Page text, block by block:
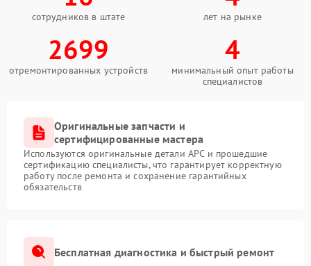
сотрудников в штате лет на рынке
2699
отремонтированных устройств
4
минимальный опыт работы
специалистов
Оригинальные запчасти и
сертифицированные мастера
Используются оригинальные детали APC и прошедшие
сертификацию специалисты, что гарантирует корректную
работу после ремонта и сохранение гарантийных
обязательств
Бесплатная диагностика и быстрый ремонт